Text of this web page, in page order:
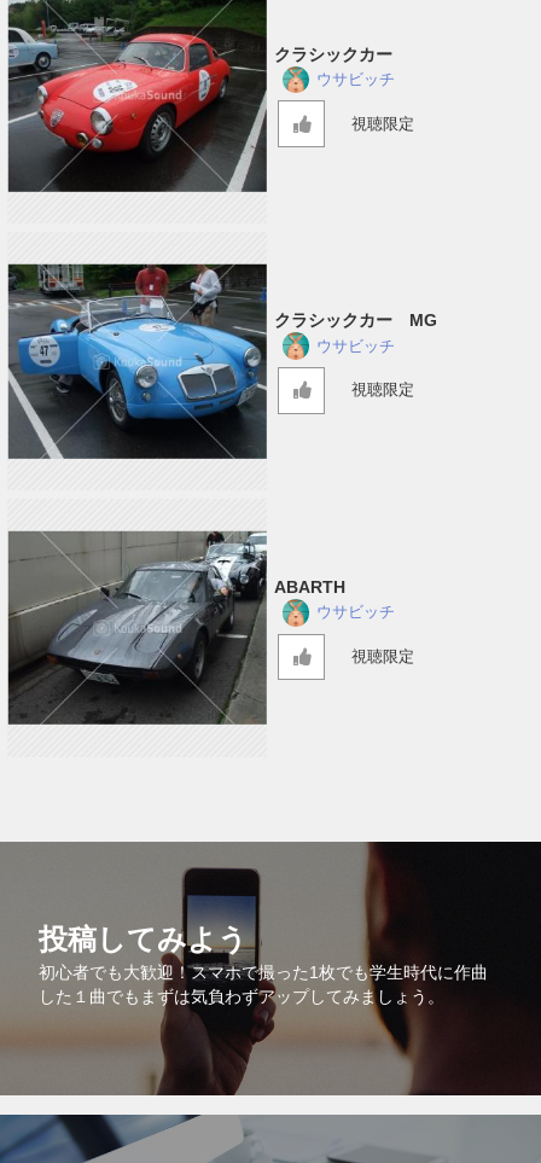
クラシックカー
ウサビッチ
視聴限定
クラシックカー MG
ウサビッチ
視聴限定
ABARTH
ウサビッチ
視聴限定
投稿してみよう
初心者でも大歓迎！スマホで撮った1枚でも学生時代に作曲
した１曲でもまずは気負わずアップしてみましょう。